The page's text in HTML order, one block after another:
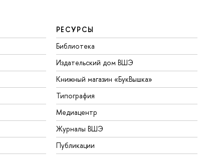
РЕСУРСЫ
Библиотека
Издательский дом ВШЭ
Книжный магазин «БукВышка»
Типография
Медиацентр
Журналы ВШЭ
Публикации